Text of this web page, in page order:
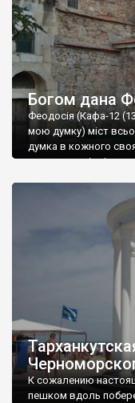
Богом дана
Феодосія (Кафа-12
мою думку) міст
думка в кожного
запрошую відвідати
К сожалению
пешком вдоль